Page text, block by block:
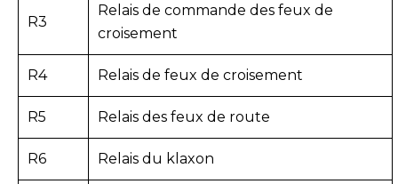
R3
Relais de commande des feux de
croisement
R4 Relais de feux de croisement
R5 Relais des feux de route
R6 Relais du klaxon